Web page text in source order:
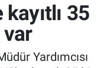
35
Yardımcısı